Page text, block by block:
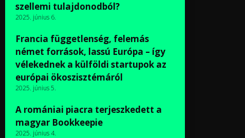
szellemi tulajdonodból?
2025. június 6.
Francia függetlenség, felemás
német források, lassú Európa – így
vélekednek a külföldi startupok az
európai ökoszisztémáról
2025. június 5.
A romániai piacra terjeszkedett a
magyar Bookkeepie
2025. június 4.